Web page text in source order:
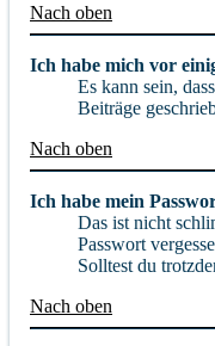
Nach oben
Ich habe mich vor
Es kann sein,
Beiträge
Nach oben
Ich habe mein
Das ist nicht
Passwort
Solltest du
Nach oben